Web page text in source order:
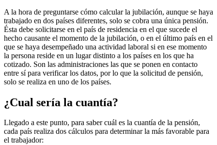
A la hora de preguntarse cómo calcular la jubilación, aunque se haya
trabajado en dos países diferentes, solo se cobra una única pensión.
Ésta debe solicitarse en el país de residencia en el que sucede el
hecho causante el momento de la jubilación, o en el último país en el
que se haya desempeñado una actividad laboral si en ese momento
la persona reside en un lugar distinto a los países en los que ha
cotizado. Son las administraciones las que se ponen en contacto
entre sí para verificar los datos, por lo que la solicitud de pensión,
solo se realiza en uno de los países.
¿Cual sería la cuantía?
Llegado a este punto, para saber cuál es la cuantía de la pensión,
cada país realiza dos cálculos para determinar la más favorable para
el trabajador: